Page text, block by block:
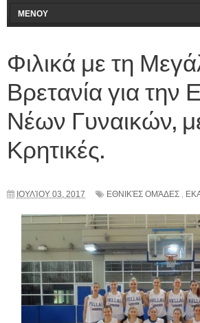
Φιλικά με τη
Βρετανία για την
Νέων Γυναικών,
Κρητικές.
ΙΟΥΛΊΟΥ 03, 2017 ΕΘΝΙΚΈΣ ΟΜΆΔΕΣ ,